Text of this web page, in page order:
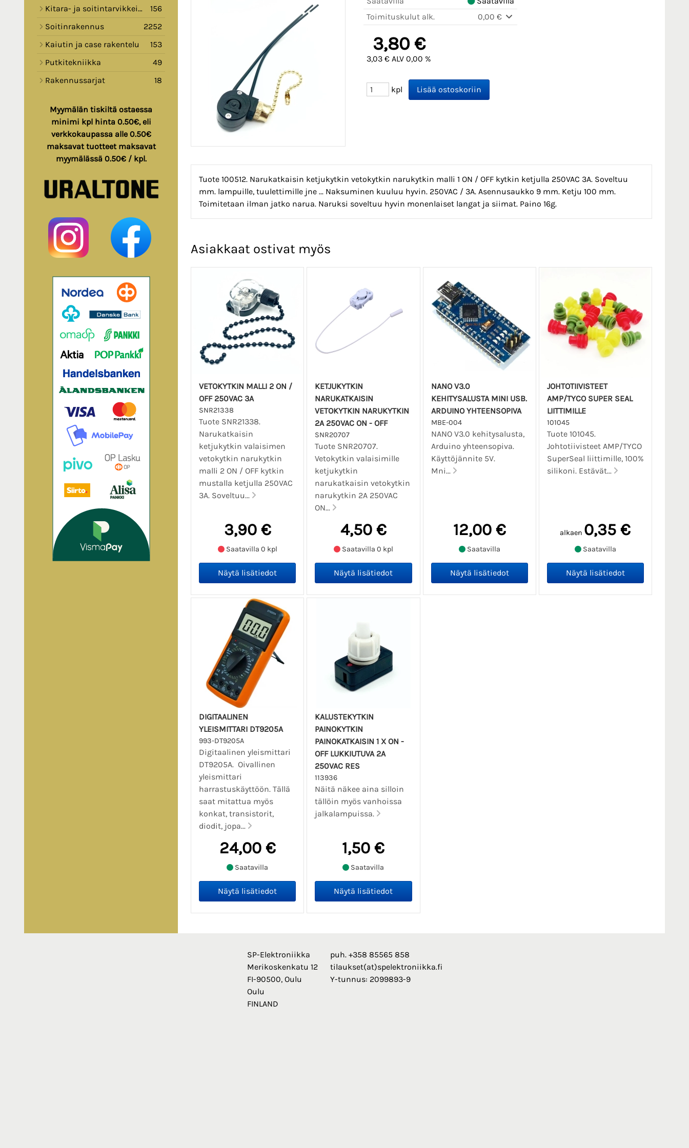
Kitara- ja soitintarvikkeita
156
Soitinrakennus
2252
Kaiutin ja case rakentelu
153
Putkitekniikka
49
Rakennussarjat
18
Myymälän tiskiltä ostaessa
minimi kpl hinta 0.50€, eli
verkkokaupassa alle 0.50€
maksavat tuotteet maksavat
myymälässä 0.50€ / kpl.
Toimituskulut alk.
0,00 €
3,80 €
3,03 € ALV 0,00 %
kpl
Tuote 100512. Narukatkaisin ketjukytkin vetokytkin narukytkin malli 1 ON / OFF kytkin ketjulla 250VAC 3A. Soveltuu
mm. lampuille, tuulettimille jne ... Naksuminen kuuluu hyvin. 250VAC / 3A. Asennusaukko 9 mm. Ketju 100 mm.
Toimitetaan ilman jatko narua. Naruksi soveltuu hyvin monenlaiset langat ja siimat. Paino 16g.
Asiakkaat ostivat myös
VETOKYTKIN MALLI 2 ON /
OFF 250VAC 3A
SNR21338
Tuote SNR21338.
Narukatkaisin
ketjukytkin valaisimen
vetokytkin narukytkin
malli 2 ON / OFF kytkin
mustalla ketjulla 250VAC
3A. Soveltuu...
3,90 €
Saatavilla 0 kpl
KETJUKYTKIN
NARUKATKAISIN
VETOKYTKIN NARUKYTKIN
2A 250VAC ON - OFF
SNR20707
Tuote SNR20707.
Vetokytkin valaisimille
ketjukytkin
narukatkaisin vetokytkin
narukytkin 2A 250VAC
ON...
4,50 €
Saatavilla 0 kpl
NANO V3.0
KEHITYSALUSTA MINI USB.
ARDUINO YHTEENSOPIVA
MBE-004
NANO V3.0 kehitysalusta,
Arduino yhteensopiva.
Käyttöjännite 5V.
Mni...
12,00 €
Saatavilla
JOHTOTIIVISTEET
AMP/TYCO SUPER SEAL
LIITTIMILLE
101045
Tuote 101045.
Johtotiivisteet AMP/TYCO
SuperSeal liittimille, 100%
silikoni. Estävät...
alkaen 0,35 €
Saatavilla
DIGITAALINEN
YLEISMITTARI DT9205A
993-DT9205A
Digitaalinen yleismittari
DT9205A. Oivallinen
yleismittari
harrastuskäyttöön. Tällä
saat mitattua myös
konkat, transistorit,
diodit, jopa...
24,00 €
Saatavilla
KALUSTEKYTKIN
PAINOKYTKIN
PAINOKATKAISIN 1 X ON -
OFF LUKKIUTUVA 2A
250VAC RES
113936
Näitä näkee aina silloin
tällöin myös vanhoissa
jalkalampuissa.
1,50 €
Saatavilla
SP-Elektroniikka
Merikoskenkatu 12
FI-90500, Oulu
Oulu
FINLAND
puh. +358 85565 858
tilaukset(at)spelektroniikka.fi
Y-tunnus: 2099893-9